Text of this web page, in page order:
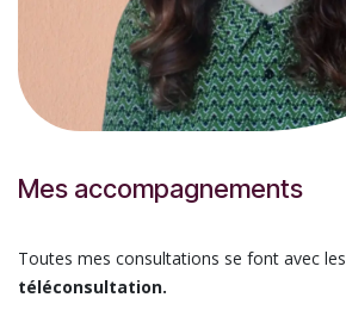
Mes accompagnements
Toutes mes consultations se font avec les
téléconsultation.